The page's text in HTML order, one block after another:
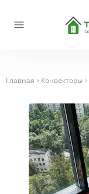
Главная Конвекторы